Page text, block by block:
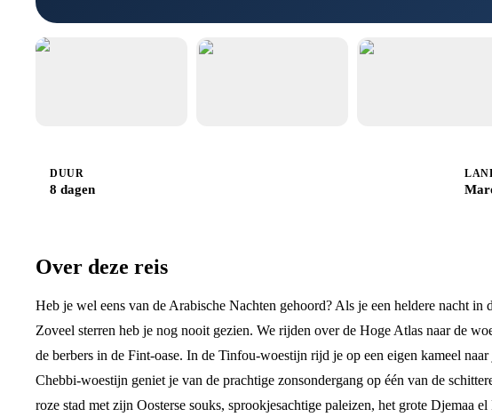
DUUR
8 dagen
Over deze reis
Heb je wel eens van de Arabische Nachten gehoord? Als je een heldere nacht in
Zoveel sterren heb je nog nooit gezien. We rijden over de Hoge Atlas naar de
de berbers in de Fint-oase. In de Tinfou-woestijn rijd je op een eigen kameel
Chebbi-woestijn geniet je van de prachtige zonsondergang op één van de
roze stad met zijn Oosterse souks, sprookjesachtige paleizen, het grote Djemaa